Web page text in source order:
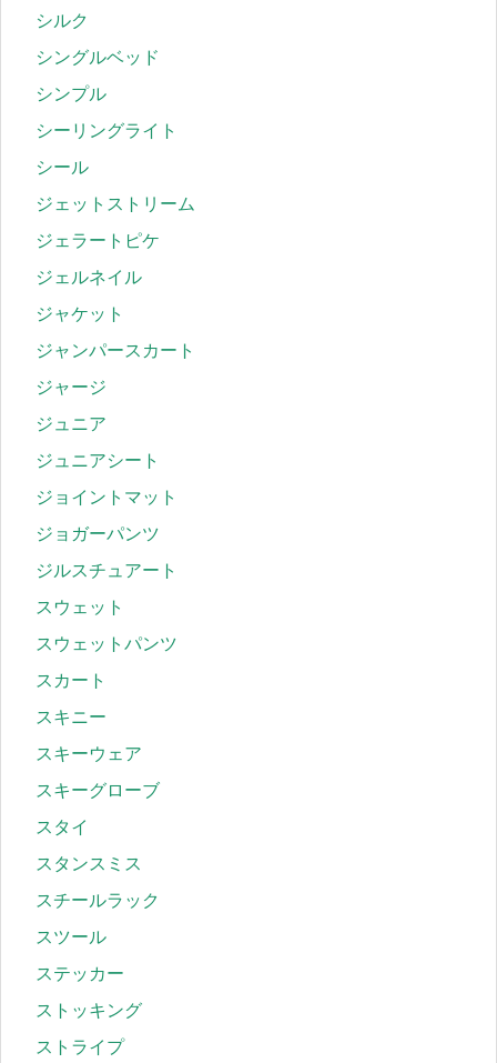
シルク
シングルベッド
シンプル
シーリングライト
シール
ジェットストリーム
ジェラートピケ
ジェルネイル
ジャケット
ジャンパースカート
ジャージ
ジュニア
ジュニアシート
ジョイントマット
ジョガーパンツ
ジルスチュアート
スウェット
スウェットパンツ
スカート
スキニー
スキーウェア
スキーグローブ
スタイ
スタンスミス
スチールラック
スツール
ステッカー
ストッキング
ストライプ